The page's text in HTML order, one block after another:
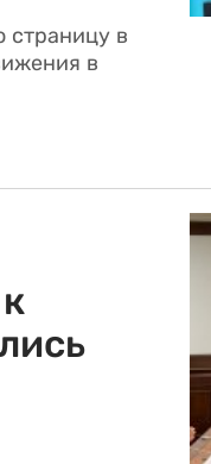
страницу в
в